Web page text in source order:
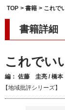
TOP 書籍 これで
書籍詳細
これでい
編： 佐藤 圭亮 / 橋
【地域批評シリーズ】